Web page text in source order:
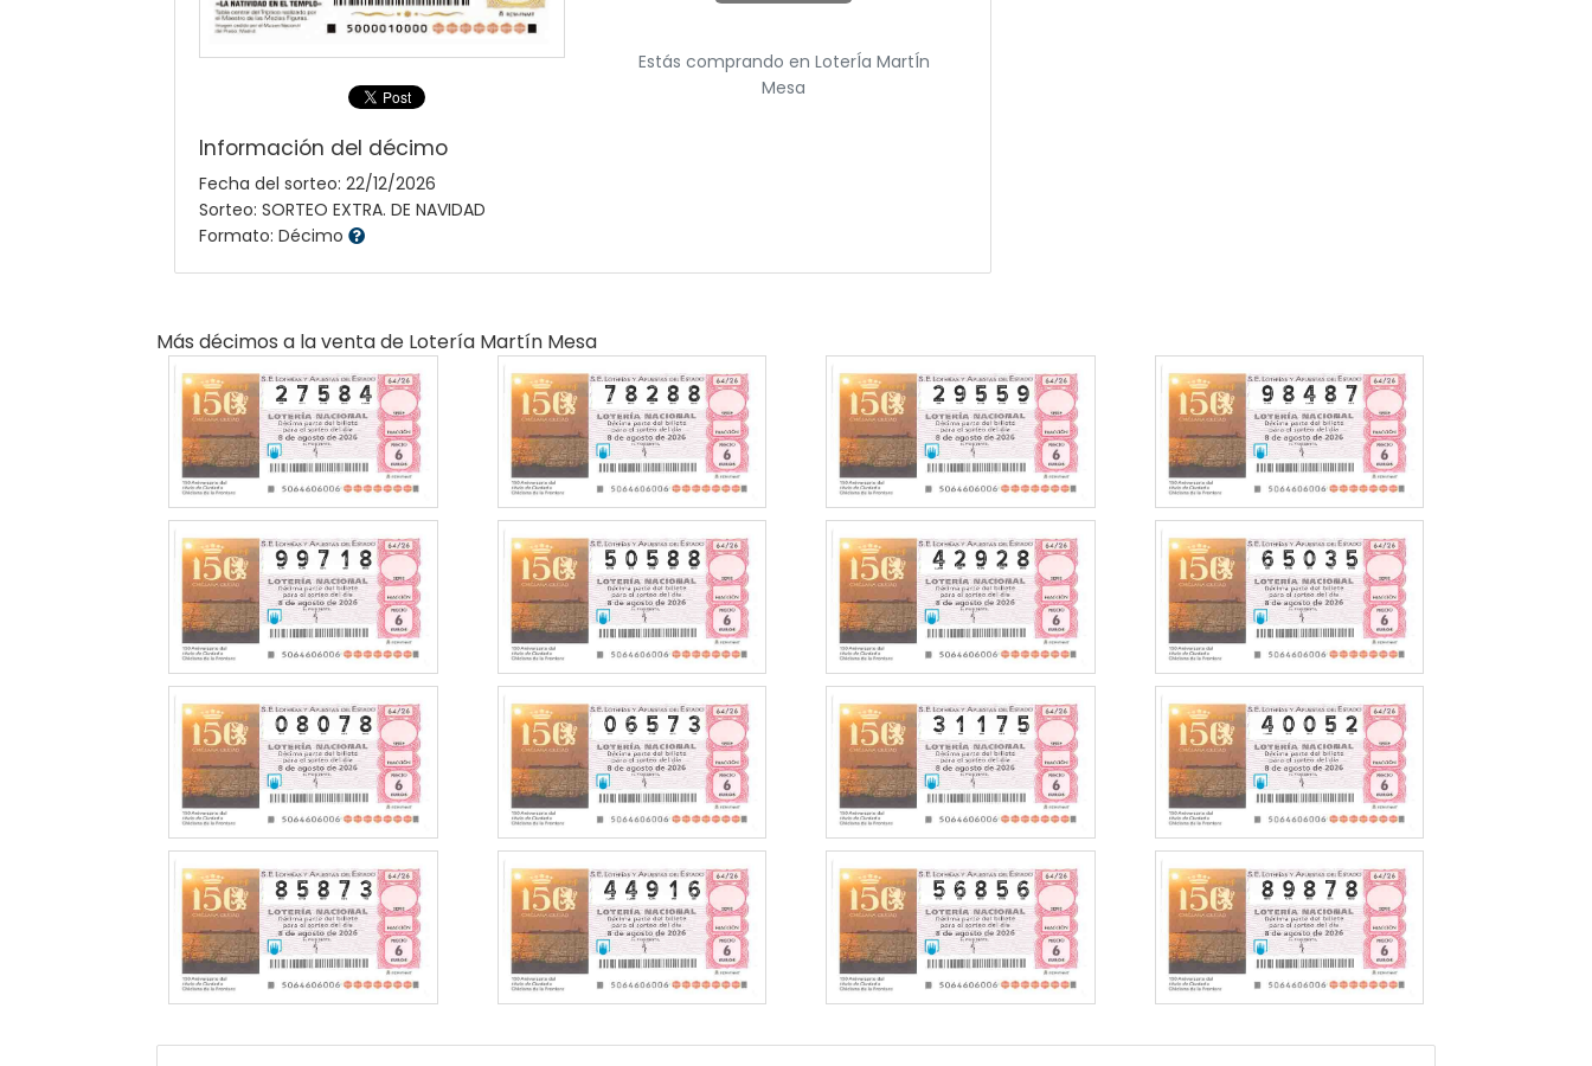
Información del décimo
Fecha del sorteo: 22/12/2026
Sorteo: SORTEO EXTRA. DE NAVIDAD
Formato: Décimo
Estás comprando en LoterÍa MartÍn
Mesa
Más décimos a la venta de Lotería Martín Mesa